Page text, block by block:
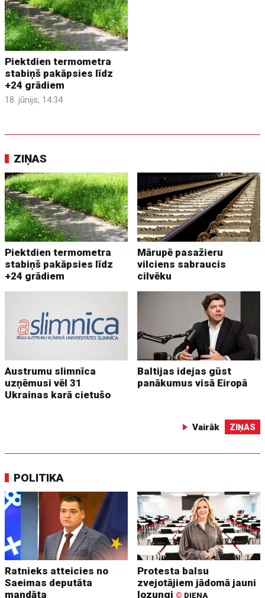
Piektdien termometra
stabiņš pakāpsies līdz
+24 grādiem
18. jūnijs, 14:34
ZIŅAS
Piektdien termometra
stabiņš pakāpsies līdz
+24 grādiem
Mārupē pasažieru
vilciens sabraucis
cilvēku
Austrumu slimnīca
uzņēmusi vēl 31
Ukrainas karā cietušo
Baltijas idejas gūst
panākumus visā Eiropā
Vairāk ZIŅAS
POLITIKA
Ratnieks atteicies no
Saeimas deputāta
mandāta
Protesta balsu
zvejotājiem jādomā jauni
lozungi © DIENA